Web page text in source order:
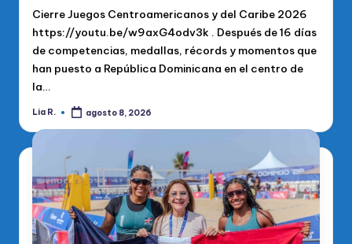
Cierre Juegos Centroamericanos y del Caribe 2026
https://youtu.be/w9axG4odv3k . Después de 16 días
de competencias, medallas, récords y momentos que
han puesto a República Dominicana en el centro de
la…
Publicado
Lia R. agosto 8, 2026